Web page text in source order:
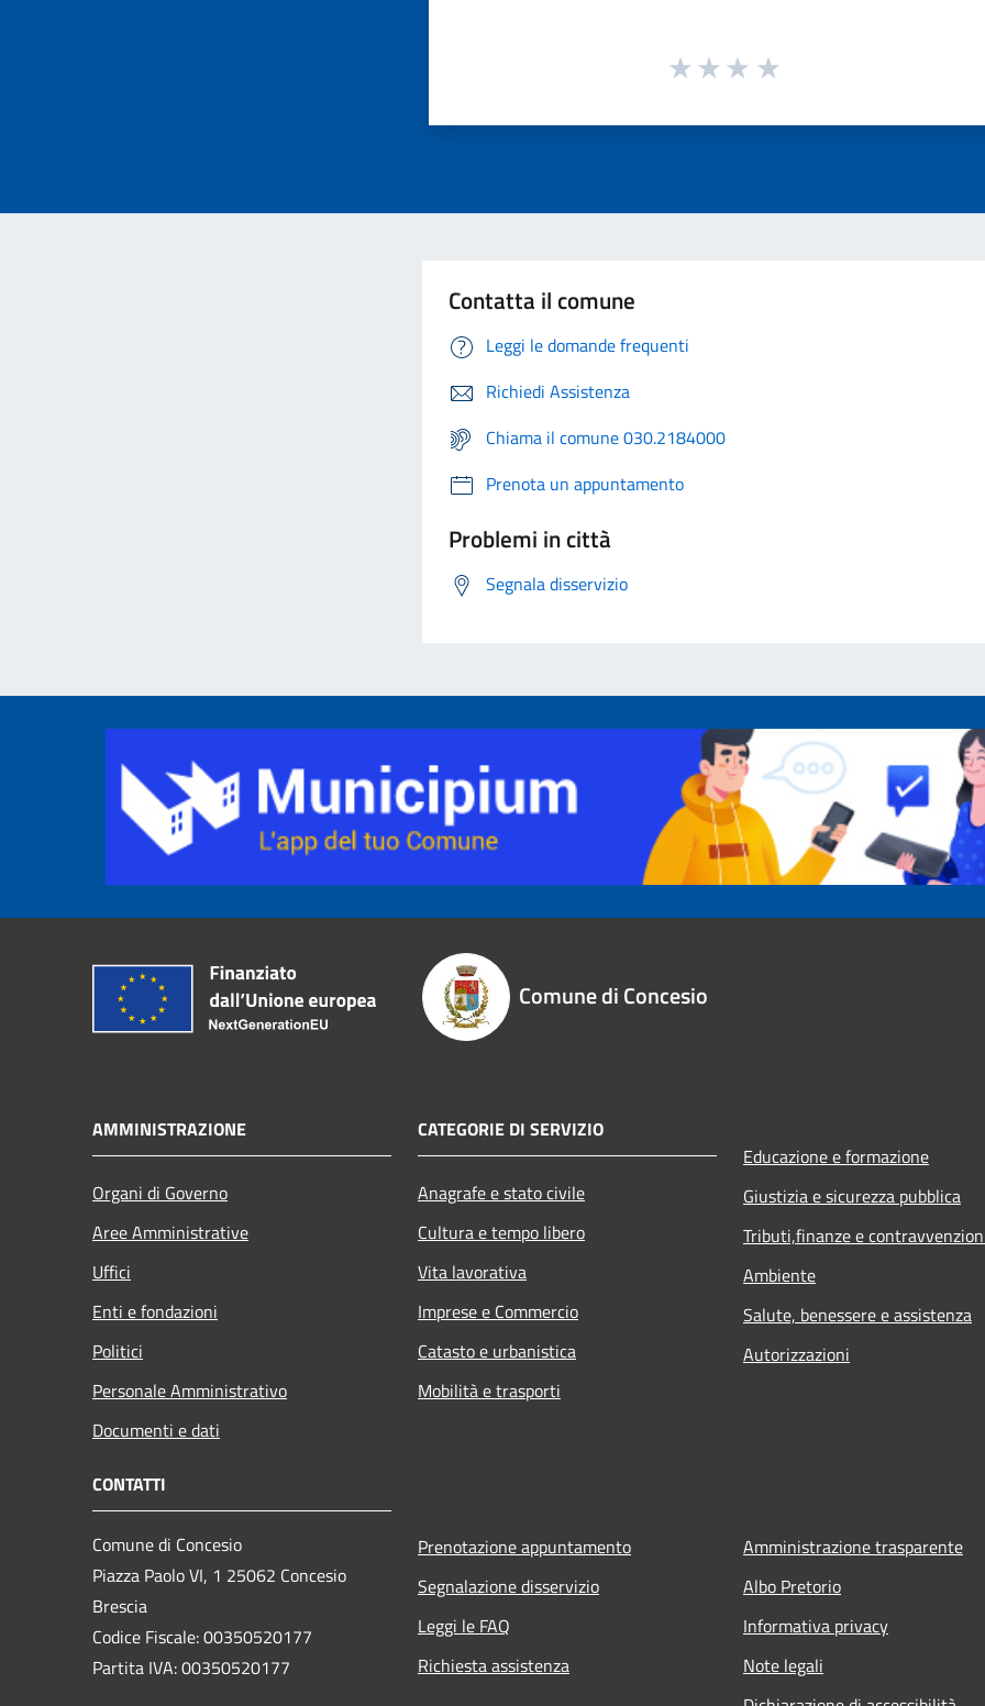
Contatta il comune
Leggi le domande frequenti
Richiedi Assistenza
Chiama il comune 030.2184000
Prenota un appuntamento
Problemi in città
Segnala disservizio
Comune di Concesio
AMMINISTRAZIONE
Organi di Governo
Aree Amministrative
Uffici
Enti e fondazioni
Politici
Personale Amministrativo
Documenti e dati
CATEGORIE DI SERVIZIO
Anagrafe e stato civile
Cultura e tempo libero
Vita lavorativa
Imprese e Commercio
Catasto e urbanistica
Mobilità e trasporti
Educazione e formazione
Giustizia e sicurezza pubblica
Tributi,finanze e
Ambiente
Salute, benessere e assistenza
Autorizzazioni
CONTATTI
Comune di Concesio
Piazza Paolo VI, 1 25062 Concesio
Brescia
Codice Fiscale: 00350520177
Partita IVA: 00350520177
Prenotazione appuntamento
Segnalazione disservizio
Leggi le FAQ
Richiesta assistenza
Amministrazione trasparente
Albo Pretorio
Informativa privacy
Note legali